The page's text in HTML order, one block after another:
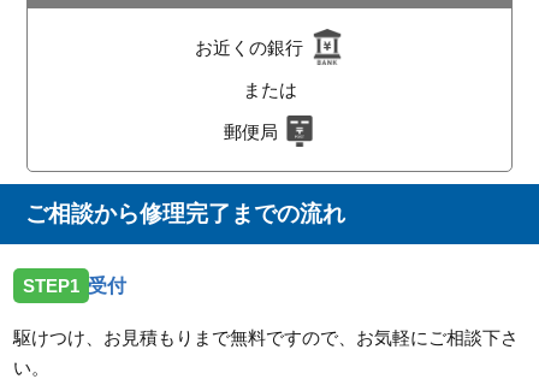
お近くの銀行
または
郵便局
ご相談から修理完了までの流れ
STEP1 受付
駆けつけ、お見積もりまで無料ですので、お気軽にご相談下さ
い。